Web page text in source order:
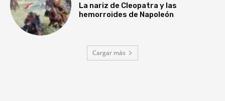
La nariz de Cleopatra y las
hemorroides de Napoleón
Cargar más